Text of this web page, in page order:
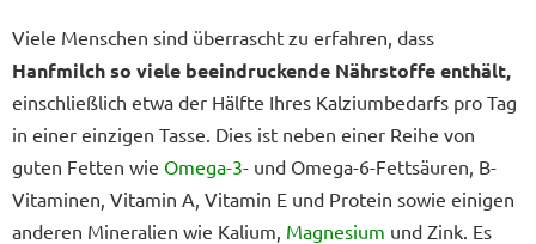
Viele Menschen sind überrascht zu erfahren, dass
Hanfmilch so viele beeindruckende Nährstoffe enthält,
einschließlich etwa der Hälfte Ihres Kalziumbedarfs pro Tag
in einer einzigen Tasse. Dies ist neben einer Reihe von
guten Fetten wie Omega-3- und Omega-6-Fettsäuren, B-
Vitaminen, Vitamin A, Vitamin E und Protein sowie einigen
anderen Mineralien wie Kalium, Magnesium und Zink. Es